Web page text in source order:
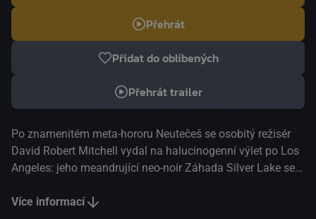
Přehrát
Přidat do oblíbených
Přehrát trailer
Po znamenitém meta-hororu Neutečeš se osobitý režisér
David Robert Mitchell vydal na halucinogenní výlet po Los
Angeles: jeho meandrující neo-noir Záhada Silver Lake se
mysteriózní sousedky Sarah pouští do surreálného pátrání,
Více informací